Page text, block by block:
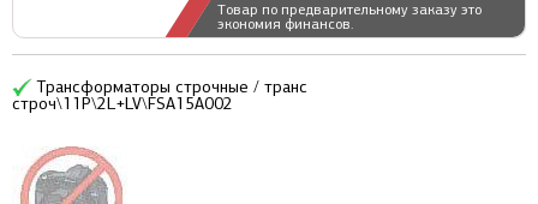
Товар по предварительному заказу это
экономия финансов.
Трансформаторы строчные / транс
строч\11P\2L+LV\FSA15A002